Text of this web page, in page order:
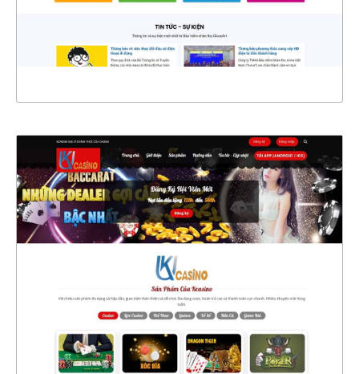
CHI TIẾT
XEM THỰC TẾ
4580